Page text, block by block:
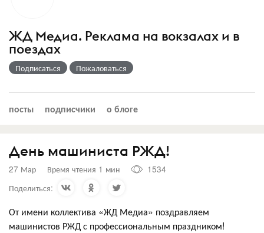
ЖД Медиа. Реклама на вокзалах и в
поездах
Подписаться Пожаловаться
посты подписчики о блоге
День машиниста РЖД!
27 Мар Время чтения 1 мин
1534
Поделиться:
От имени коллектива «ЖД Медиа» поздравляем
машинистов РЖД с профессиональным праздником!